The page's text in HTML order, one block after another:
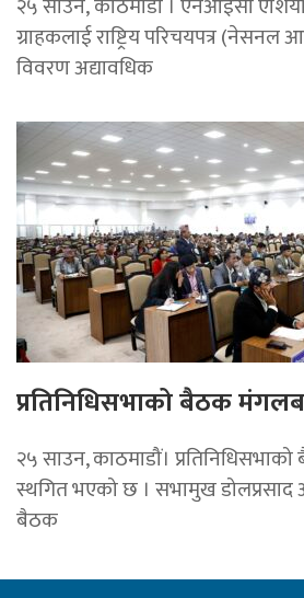
ग्राहकलाई राष्ट्रिय परिचयपत्र
विवरण अद्यावधिक
प्रतिनिधिसभाको बैठक
२५ साउन, काठमाडौं।
स्थगित भएको छ । सभामुख डोलप्रसाद
बैठक